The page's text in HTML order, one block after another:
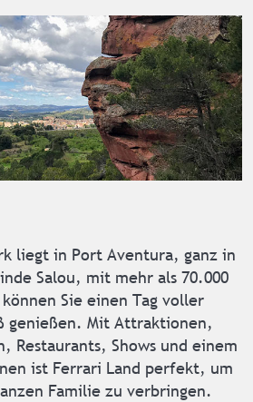
liegt in Port Aventura, ganz in
Salou, mit mehr als 70.000
Sie einen Tag voller
genießen. Mit Attraktionen,
Restaurants, Shows und einem
ist Ferrari Land perfekt, um
Familie zu verbringen.